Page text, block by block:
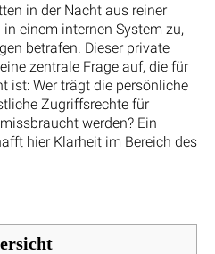
in der Nacht aus reiner
einem internen System zu,
betrafen. Dieser private
zentrale Frage auf, die für
ist: Wer trägt die persönliche
Zugriffsrechte für
werden? Ein
hier Klarheit im Bereich des